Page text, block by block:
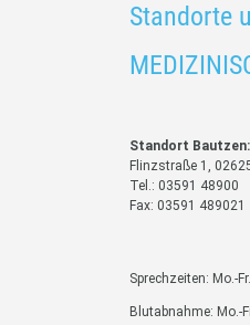
Standorte
Standort Bautzen:
Flinzstraße 1,
Tel.: 03591 48900
Fax: 03591 489021
Sprechzeiten: Mo.-
Blutabnahme: Mo.-